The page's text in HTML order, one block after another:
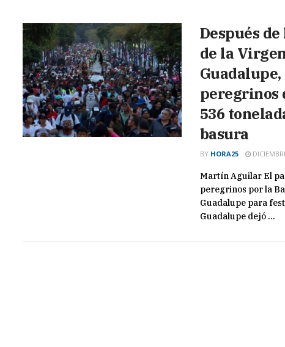
Después
de la
Guadalupe,
peregrinos
536
basura
BY HORA25
Martín Aguilar El
peregrinos por la
Guadalupe para
Guadalupe dejó ...